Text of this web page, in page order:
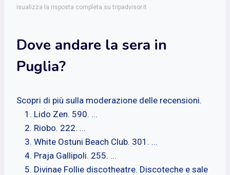
isualizza la risposta completa su tripadvisor.it
Dove andare la sera in
Puglia?
Scopri di più sulla moderazione delle recensioni.
Lido Zen. 590. ...
Riobo. 222. ...
White Ostuni Beach Club. 301. ...
Praja Gallipoli. 255. ...
Divinae Follie discotheatre. Discoteche e sale